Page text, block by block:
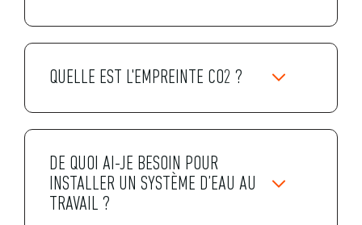
QUELLE EST L'EMPREINTE CO2 ?
DE QUOI AI-JE BESOIN POUR
INSTALLER UN SYSTÈME D’EAU AU
TRAVAIL ?